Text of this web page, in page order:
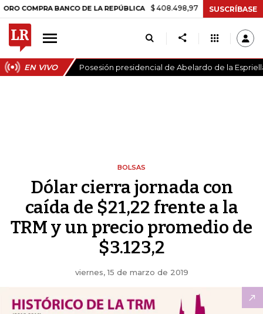
BANCO DE LA REPÚBLICA $ 408.498,97 +$ 8.753,81 +2,19%
SUSCRÍBASE
EN VIVO Posesión presidencial de Abelardo de la
BOLSAS
Dólar cierra jornada con
caída de $21,22 frente a la
TRM y un precio promedio de
$3.123,2
viernes, 15 de marzo de 2019